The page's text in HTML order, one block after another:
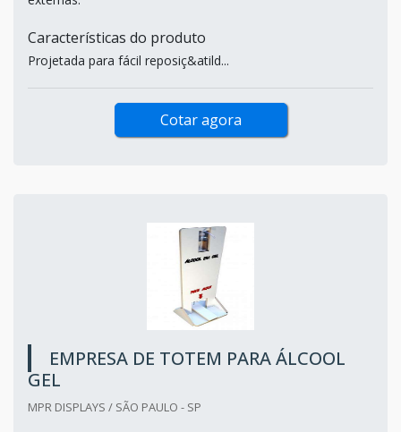
Características do produto
Projetada para fácil reposiç&atild...
Cotar agora
EMPRESA DE TOTEM PARA ÁLCOOL
GEL
MPR DISPLAYS / SÃO PAULO - SP